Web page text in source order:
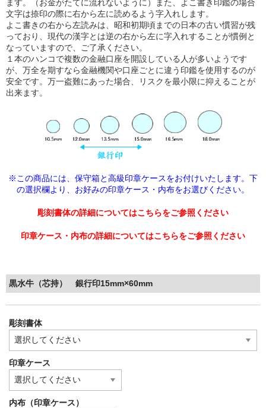
ます。（お金がたてに流れないように）また、よこ書き印鑑の場合
文字は捺印の際に右から左に読めるよう字入れします。
よこ書きの右から左読みは、昭和初期頃までの日本の古い慣習が残
っており、現代の漢字とは逆の右から左に字入れすることが慣例と
なっていますので、ご了承ください。
１本のハンコで複数の金融口座を開設している人が多いようです
が、万全を期すなら金融機関や口座ごとに違う印鑑を使用するのが
安全です。万一盗難にあった場合、リスクを最小限に抑えることが
出来ます。
※この商品には、保守箱と高級印章ケースをお付けいたします。下
の選択欄より、 お好みの印章ケース・内布をお選びください。
彫刻書体の詳細についてはこちらをご参照ください
印章ケース・内布の詳細についてはこちらをご参照ください
黒水牛（芯持） 銀行印15mm×60mm
彫刻書体
印章ケース
内布（印章ケース）